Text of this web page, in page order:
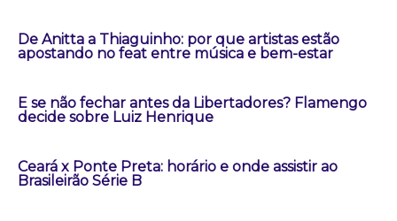
De Anitta a Thiaguinho: por que artistas estão
apostando no feat entre música e bem-estar
E se não fechar antes da Libertadores? Flamengo
decide sobre Luiz Henrique
Ceará x Ponte Preta: horário e onde assistir ao
Brasileirão Série B